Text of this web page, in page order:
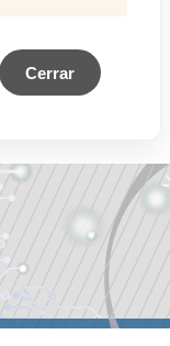
Cerrar